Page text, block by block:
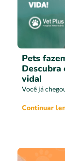
Pets
Descubra
vida!
Você já
Continuar